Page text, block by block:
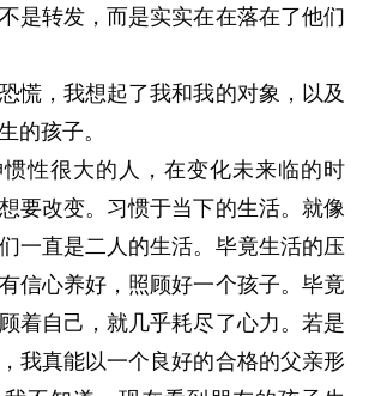
是转发，而是实实在在落在了他们
慌，我想起了我和我的对象，以及
的孩子。
性很大的人，在变化未来临的时
要改变。习惯于当下的生活。就像
一直是二人的生活。毕竟生活的压
信心养好，照顾好一个孩子。毕竟
着自己，就几乎耗尽了心力。若是
我真能以一个良好的合格的父亲形